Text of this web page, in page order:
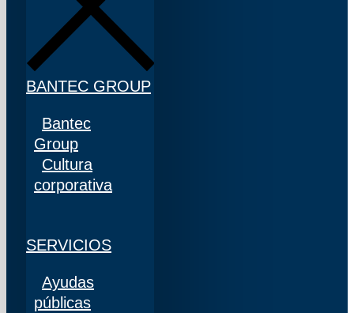
BANTEC GROUP
Bantec
Group
Cultura
corporativa
SERVICIOS
Ayudas
públicas